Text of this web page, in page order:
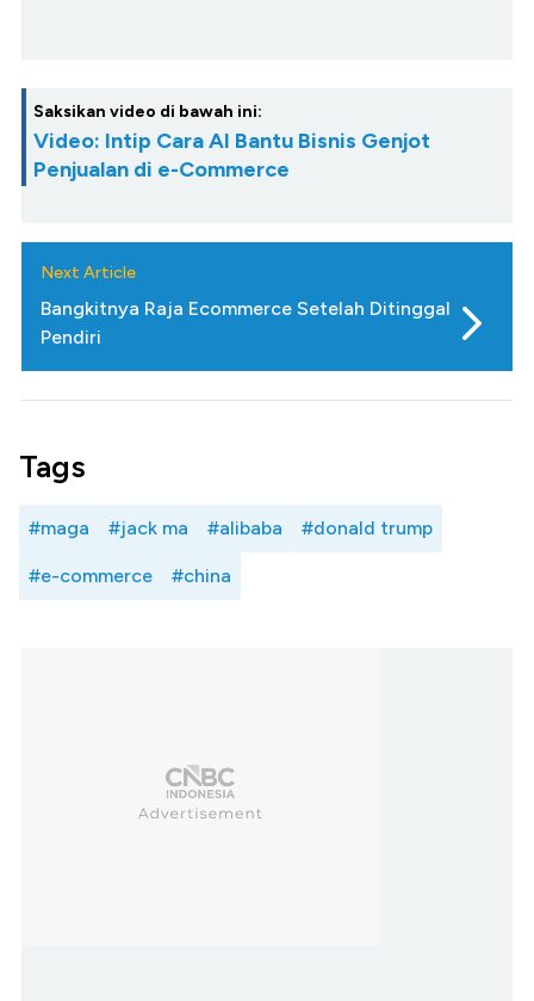
Saksikan video di bawah ini:
Video: Intip Cara AI Bantu Bisnis Genjot
Penjualan di e-Commerce
Next Article
Bangkitnya Raja Ecommerce Setelah Ditinggal
Pendiri
Tags
#maga #jack ma #alibaba #donald trump
#e-commerce #china